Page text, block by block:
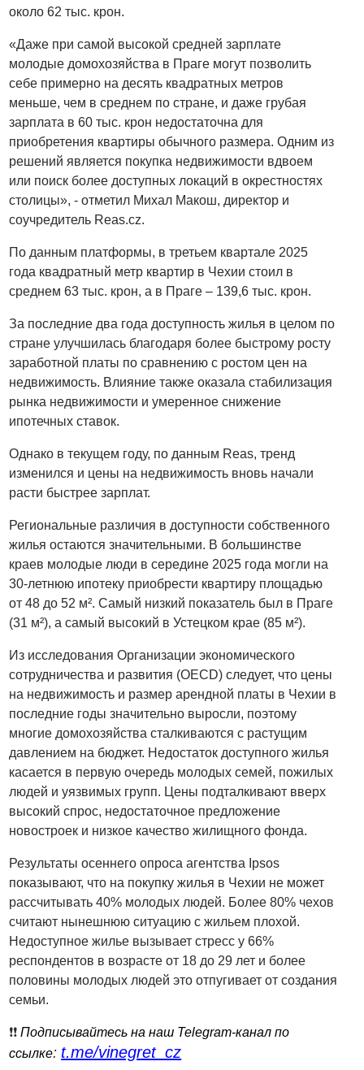
около 62 тыс. крон.
«Даже при самой высокой средней зарплате
молодые домохозяйства в Праге могут позволить
себе примерно на десять квадратных метров
меньше, чем в среднем по стране, и даже грубая
зарплата в 60 тыс. крон недостаточна для
приобретения квартиры обычного размера. Одним из
решений является покупка недвижимости вдвоем
или поиск более доступных локаций в окрестностях
столицы», - отметил Михал Макош, директор и
соучредитель Reas.cz.
По данным платформы, в третьем квартале 2025
года квадратный метр квартир в Чехии стоил в
среднем 63 тыс. крон, а в Праге – 139,6 тыс. крон.
За последние два года доступность жилья в целом по
стране улучшилась благодаря более быстрому росту
заработной платы по сравнению с ростом цен на
недвижимость. Влияние также оказала стабилизация
рынка недвижимости и умеренное снижение
ипотечных ставок.
Однако в текущем году, по данным Reas, тренд
изменился и цены на недвижимость вновь начали
расти быстрее зарплат.
Региональные различия в доступности собственного
жилья остаются значительными. В большинстве
краев молодые люди в середине 2025 года могли на
30-летнюю ипотеку приобрести квартиру площадью
от 48 до 52 м². Самый низкий показатель был в Праге
(31 м²), а самый высокий в Устецком крае (85 м²).
Из исследования Организации экономического
сотрудничества и развития (OECD) следует, что цены
на недвижимость и размер арендной платы в Чехии в
последние годы значительно выросли, поэтому
многие домохозяйства сталкиваются с растущим
давлением на бюджет. Недостаток доступного жилья
касается в первую очередь молодых семей, пожилых
людей и уязвимых групп. Цены подталкивают вверх
высокий спрос, недостаточное предложение
новостроек и низкое качество жилищного фонда.
Результаты осеннего опроса агентства Ipsos
показывают, что на покупку жилья в Чехии не может
рассчитывать 40% молодых людей. Более 80% чехов
считают нынешнюю ситуацию с жильем плохой.
Недоступное жилье вызывает стресс у 66%
респондентов в возрасте от 18 до 29 лет и более
половины молодых людей это отпугивает от создания
семьи.
❗️❗️Подписывайтесь на наш Telegram-канал по
ссылке: t.me/vinegret_cz